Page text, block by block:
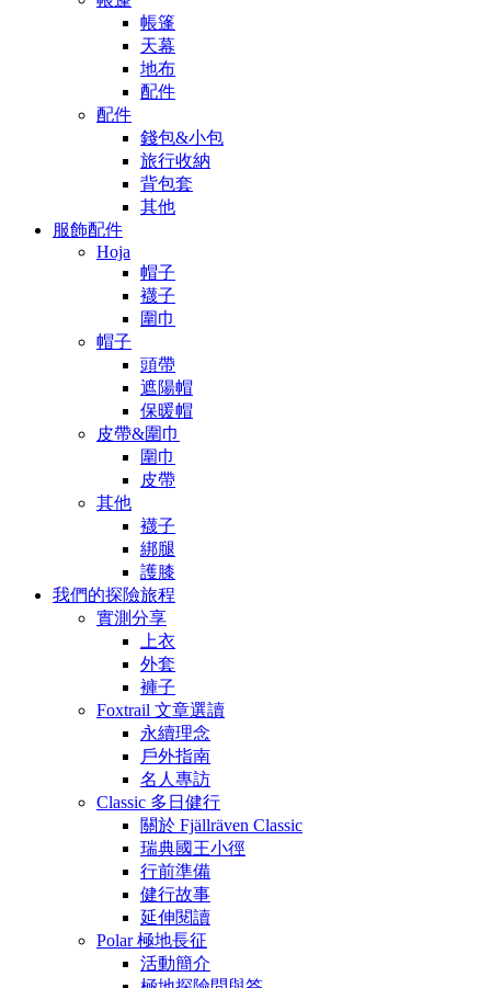
帳篷
天幕
地布
配件
配件
錢包&小包
旅行收納
背包套
其他
服飾配件
Hoja
帽子
襪子
圍巾
帽子
頭帶
遮陽帽
保暖帽
皮帶&圍巾
圍巾
皮帶
其他
襪子
綁腿
護膝
我們的探險旅程
實測分享
上衣
外套
褲子
Foxtrail 文章選讀
永續理念
戶外指南
名人專訪
Classic 多日健行
關於 Fjällräven Classic
瑞典國王小徑
行前準備
健行故事
延伸閱讀
Polar 極地長征
活動簡介